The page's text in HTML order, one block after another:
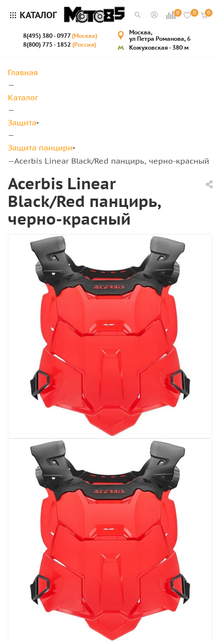
КАТАЛОГ 0 0 0
8(495) 380 - 0977(Москва)
8(800) 775 - 1852 (Россия)
Москва,
ул Петра Романова, 6
Кожуховская - 380 м
Главная
—
Каталог
—
Защита
—
Защита панцири
—Acerbis Linear Black/Red панцирь, черно-красный
Acerbis Linear
Black/Red панцирь,
черно-красный